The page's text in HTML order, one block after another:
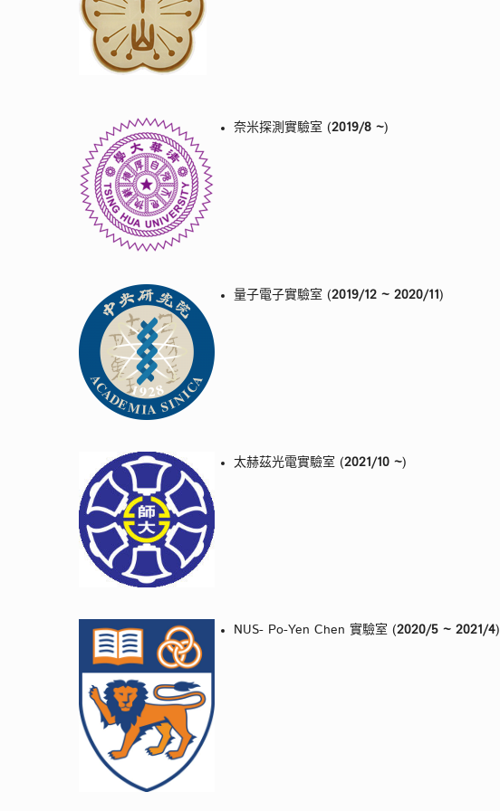
奈米探測實驗室 (2019/8 ~)
量子電子實驗室 (2019/12 ~ 2020/11)
太赫茲光電實驗室 (2021/10 ~)
NUS- Po-Yen Chen 實驗室 (2020/5 ~ 2021/4)